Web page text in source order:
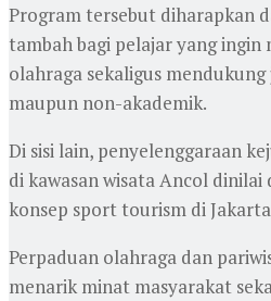
Program tersebut diharapkan
tambah bagi pelajar yang ingin
olahraga sekaligus
maupun non-akademik.
Di sisi lain, penyelenggaraan
di kawasan wisata Ancol
konsep sport tourism di
Perpaduan olahraga dan
menarik minat masyarakat